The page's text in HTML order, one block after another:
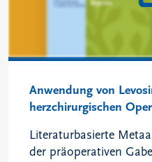
Anwendung von
herzchirurgischen
Literaturbasierte
der präoperativen